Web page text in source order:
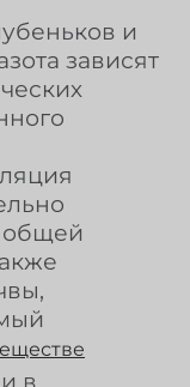
и
зависят
общей
в